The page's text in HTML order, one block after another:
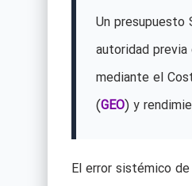
Un presupuesto
autoridad
mediante el
(GEO) y
El error sistémico